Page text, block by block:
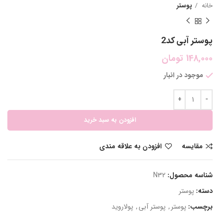
خانه پوستر
پوستر آبی کد2
148,000 تومان
موجود در انبار
افزودن به سبد خرید
مقایسه افزودن به علاقه مندی
شناسه محصول: N32
دسته: پوستر
برچسب: پوستر , پوستر آبی, پولاروید